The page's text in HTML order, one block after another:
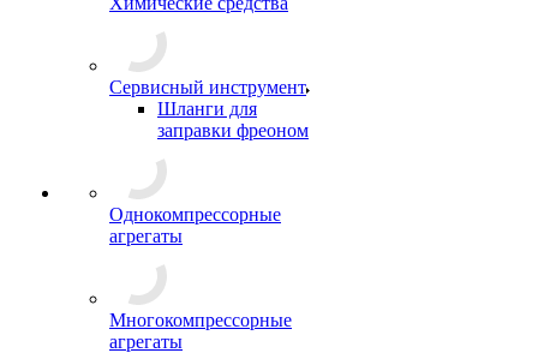
Сервисный инструмент
Шланги для
заправки фреоном
Однокомпрессорные
агрегаты
Многокомпрессорные
агрегаты